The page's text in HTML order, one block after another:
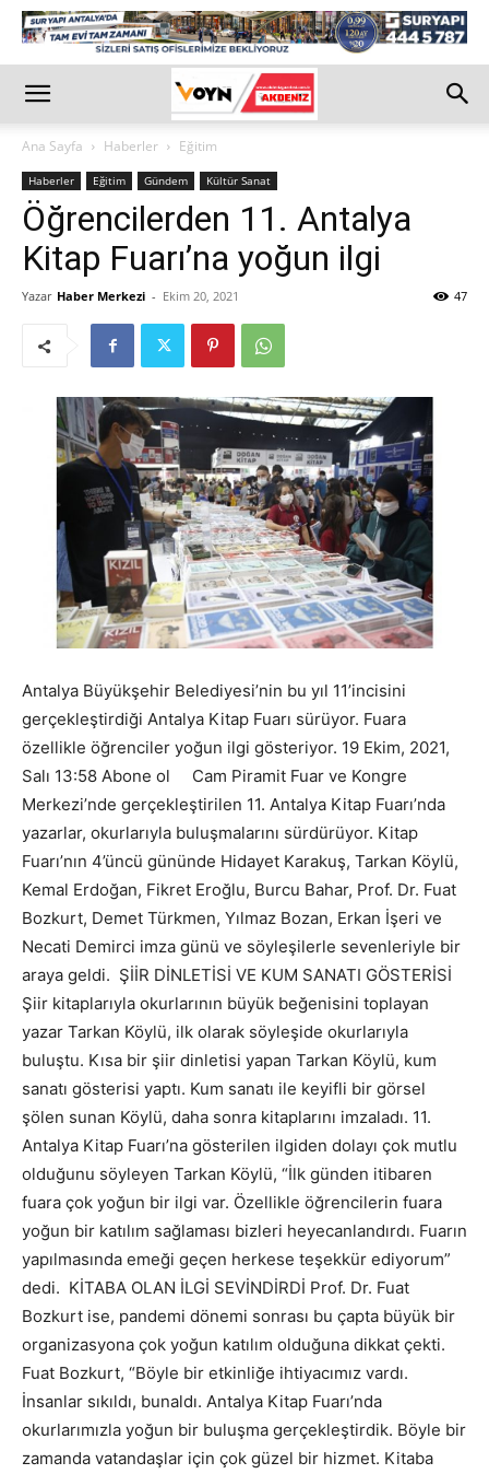
Ana Sayfa Haberler Eğitim
Haberler Eğitim Gündem Kültür Sanat
Öğrencilerden 11. Antalya
Kitap Fuarı’na yoğun ilgi
Yazar Haber Merkezi - Ekim 20, 2021 47
Antalya Büyükşehir Belediyesi’nin bu yıl 11’incisini
gerçekleştirdiği Antalya Kitap Fuarı sürüyor. Fuara
özellikle öğrenciler yoğun ilgi gösteriyor. 19 Ekim, 2021,
Salı 13:58 Abone ol Cam Piramit Fuar ve Kongre
Merkezi’nde gerçekleştirilen 11. Antalya Kitap Fuarı’nda
yazarlar, okurlarıyla buluşmalarını sürdürüyor. Kitap
Fuarı’nın 4’üncü gününde Hidayet Karakuş, Tarkan Köylü,
Kemal Erdoğan, Fikret Eroğlu, Burcu Bahar, Prof. Dr. Fuat
Bozkurt, Demet Türkmen, Yılmaz Bozan, Erkan İşeri ve
Necati Demirci imza günü ve söyleşilerle sevenleriyle bir
araya geldi. ŞİİR DİNLETİSİ VE KUM SANATI GÖSTERİSİ
Şiir kitaplarıyla okurlarının büyük beğenisini toplayan
yazar Tarkan Köylü, ilk olarak söyleşide okurlarıyla
buluştu. Kısa bir şiir dinletisi yapan Tarkan Köylü, kum
sanatı gösterisi yaptı. Kum sanatı ile keyifli bir görsel
şölen sunan Köylü, daha sonra kitaplarını imzaladı. 11.
Antalya Kitap Fuarı’na gösterilen ilgiden dolayı çok mutlu
olduğunu söyleyen Tarkan Köylü, “İlk günden itibaren
fuara çok yoğun bir ilgi var. Özellikle öğrencilerin fuara
yoğun bir katılım sağlaması bizleri heyecanlandırdı. Fuarın
yapılmasında emeği geçen herkese teşekkür ediyorum”
dedi. KİTABA OLAN İLGİ SEVİNDİRDİ Prof. Dr. Fuat
Bozkurt ise, pandemi dönemi sonrası bu çapta büyük bir
organizasyona çok yoğun katılım olduğuna dikkat çekti.
Fuat Bozkurt, “Böyle bir etkinliğe ihtiyacımız vardı.
İnsanlar sıkıldı, bunaldı. Antalya Kitap Fuarı’nda
okurlarımızla yoğun bir buluşma gerçekleştirdik. Böyle bir
zamanda vatandaşlar için çok güzel bir hizmet. Kitaba